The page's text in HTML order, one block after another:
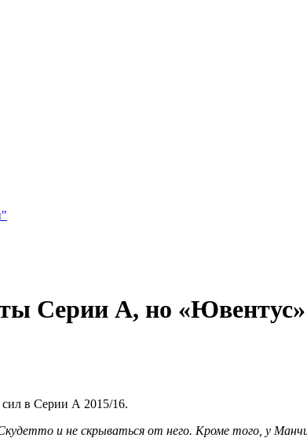
Серии А, но «Ювентус»
сил в Серии А 2015/16.
и не скрываться от него. Кроме того, у